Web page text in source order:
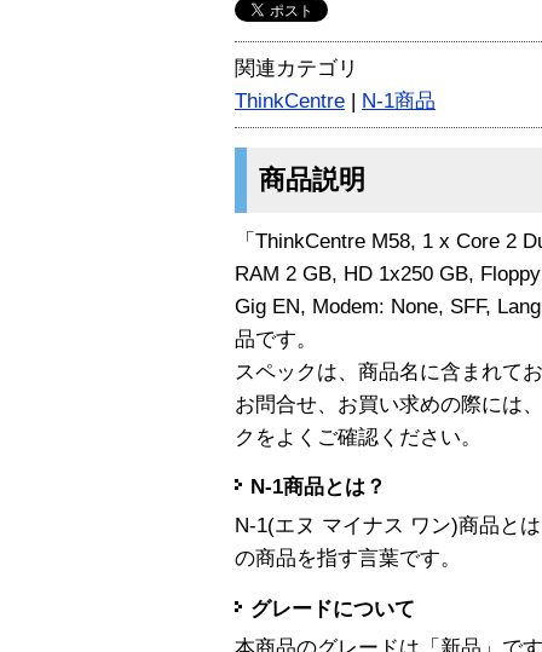
関連カテゴリ
ThinkCentre | N-1商品
商品説明
「ThinkCentre M58, 1 x Core 2
RAM 2 GB, HD 1x250 GB,
Gig EN, Modem: None, SFF,
品です。
スペックは、商品名に含まれて
お問合せ、お買い求めの際には
クをよくご確認ください。
N-1商品とは？
N-1(エヌ マイナス ワン)商品と
の商品を指す言葉です。
グレードについて